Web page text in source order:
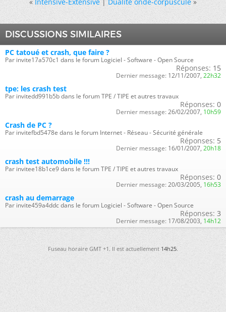
DISCUSSIONS SIMILAIRES
PC tatoué et crash, que faire ?
Par invite17a570c1 dans le forum Logiciel - Software - Open Source
Réponses: 15
Dernier message: 12/11/2007, 22h32
tpe: les crash test
Par invitedd991b5b dans le forum TPE / TIPE et autres travaux
Réponses: 0
Dernier message: 26/02/2007, 10h59
Crash de PC ?
Par invitefbd5478e dans le forum Internet - Réseau - Sécurité générale
Réponses: 5
Dernier message: 16/01/2007, 20h18
crash test automobile !!!
Par invitee18b1ce9 dans le forum TPE / TIPE et autres travaux
Réponses: 0
Dernier message: 20/03/2005, 16h53
crash au demarrage
Par invite459a4ddc dans le forum Logiciel - Software - Open Source
Réponses: 3
Dernier message: 17/08/2003, 14h12
Fuseau horaire GMT +1. Il est actuellement14h25.